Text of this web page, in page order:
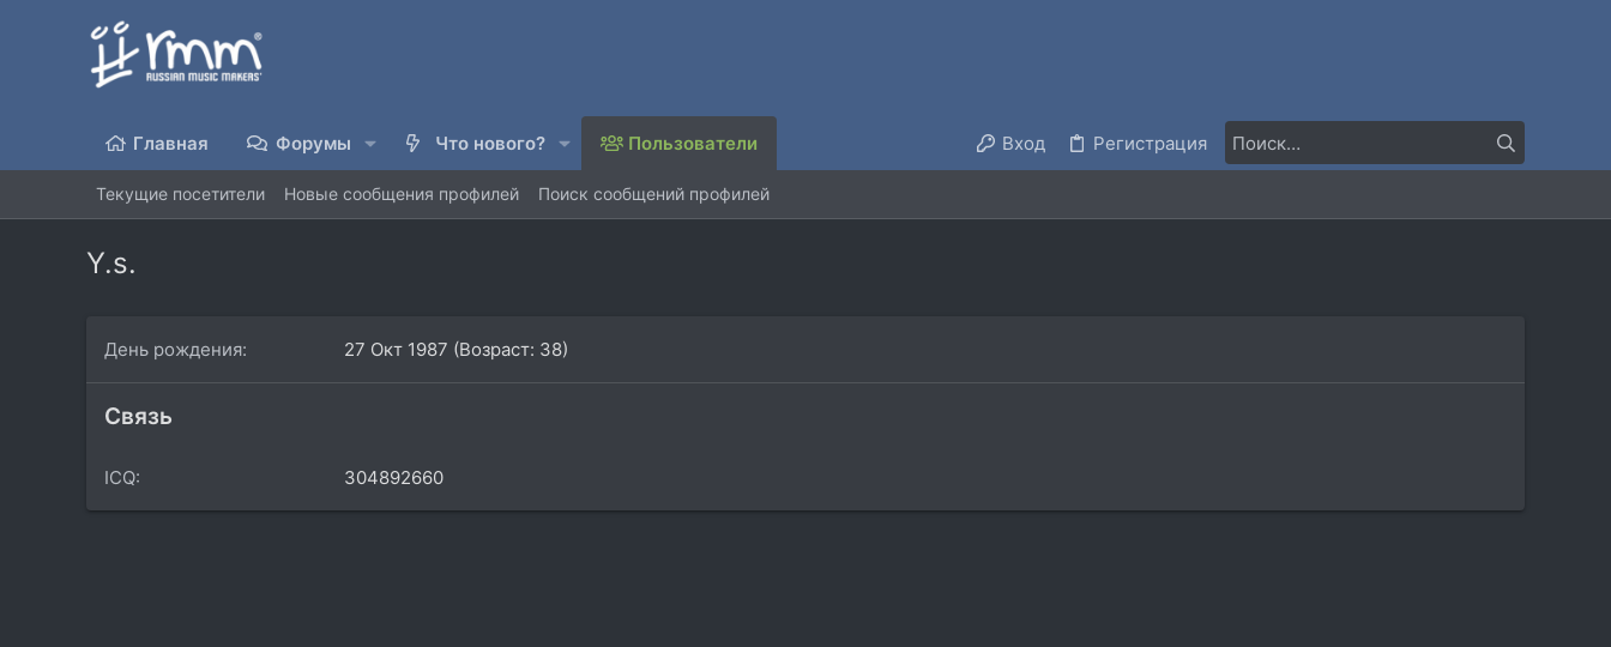
Главная Форумы Что нового? Пользователи Вход Регистрация
Текущие посетители Новые сообщения профилей Поиск сообщений профилей
Y.s.
День рождения 27 Окт 1987 (Возраст: 38)
Связь
ICQ 304892660